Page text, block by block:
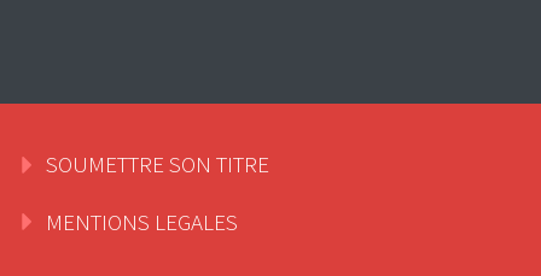
SOUMETTRE SON TITRE
MENTIONS LEGALES